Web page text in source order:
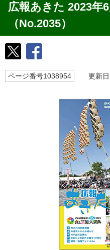
広報あきた 2023年
（No.2035）
ページ番号1038954 更新日